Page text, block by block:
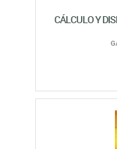
CÁLCULO Y